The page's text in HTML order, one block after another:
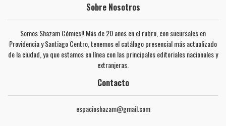
Sobre Nosotros
Somos Shazam Cómics!! Más de 20 años en el rubro, con sucursales en
Providencia y Santiago Centro, tenemos el catálogo presencial más actualizado
de la ciudad, ya que estamos en línea con las principales editoriales nacionales y
extranjeras.
Contacto
espacioshazam@gmail.com